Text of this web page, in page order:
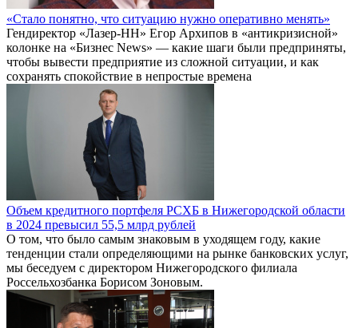
«Стало понятно, что ситуацию нужно оперативно менять»
Гендиректор «Лазер-НН» Егор Архипов в «антикризисной»
колонке на «Бизнес News» — какие шаги были предприняты,
чтобы вывести предприятие из сложной ситуации, и как
сохранять спокойствие в непростые времена
Объем кредитного портфеля РСХБ в Нижегородской области
в 2024 превысил 55,5 млрд рублей
О том, что было самым знаковым в уходящем году, какие
тенденции стали определяющими на рынке банковских услуг,
мы беседуем с директором Нижегородского филиала
Россельхозбанка Борисом Зоновым.